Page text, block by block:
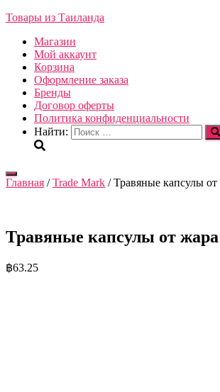
Товары из Таиланда
Магазин
Мой аккаунт
Корзина
Оформление заказа
Бренды
Договор оферты
Политика конфиденциальности
Найти:
Переключить
навигацию
Главная /Trade Mark / Травяные капсулы
Травяные капсулы от
฿63.25